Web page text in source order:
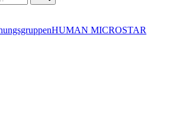
HUMAN MICROSTAR